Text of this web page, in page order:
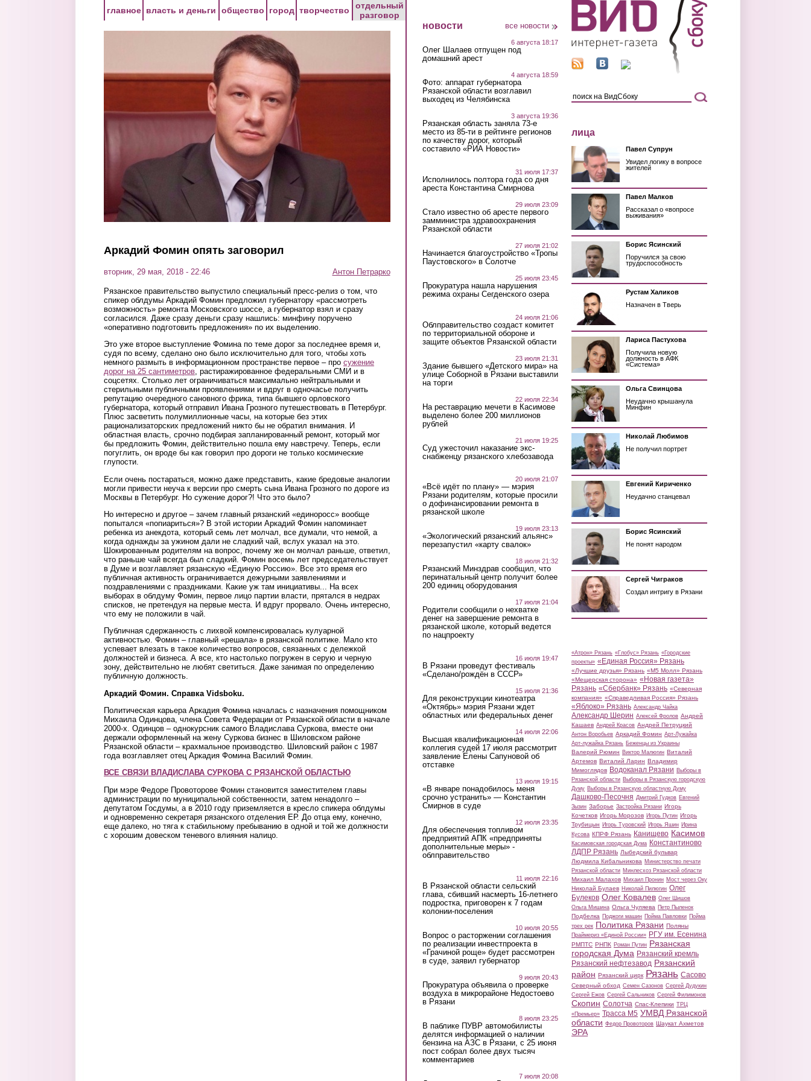
главное власть и деньги общество город творчество
отдельный
разговор
Аркадий Фомин опять заговорил
вторник, 29 мая, 2018 - 22:46 Антон Петрарко
Рязанское правительство выпустило специальный пресс-релиз о том, что
спикер облдумы Аркадий Фомин предложил губернатору «рассмотреть
возможность» ремонта Московского шоссе, а губернатор взял и сразу
согласился. Даже сразу деньги сразу нашлись: минфину поручено
«оперативно подготовить предложения» по их выделению.
Это уже второе выступление Фомина по теме дорог за последнее время и,
судя по всему, сделано оно было исключительно для того, чтобы хоть
немного размыть в информационном пространстве первое – про сужение
дорог на 25 сантиметров, растиражированное федеральными СМИ и в
соцсетях. Столько лет ограничиваться максимально нейтральными и
стерильными публичными проявлениями и вдруг в одночасье получить
репутацию очередного сановного фрика, типа бывшего орловского
губернатора, который отправил Ивана Грозного путешествовать в Петербург.
Плюс засветить полумиллионные часы, на которые без этих
рационализаторских предложений никто бы не обратил внимания. И
областная власть, срочно подбирая запланированный ремонт, который мог
бы предложить Фомин, действительно пошла ему навстречу. Теперь, если
погуглить, он вроде бы как говорил про дороги не только космические
глупости.
Если очень постараться, можно даже представить, какие бредовые аналогии
могли привести неуча к версии про смерть сына Ивана Грозного по дороге из
Москвы в Петербург. Но сужение дорог?! Что это было?
Но интересно и другое – зачем главный рязанский «единоросс» вообще
попытался «попиариться»? В этой истории Аркадий Фомин напоминает
ребенка из анекдота, который семь лет молчал, все думали, что немой, а
когда однажды за ужином дали не сладкий чай, вслух указал на это.
Шокированным родителям на вопрос, почему же он молчал раньше, ответил,
что раньше чай всегда был сладкий. Фомин восемь лет председательствует
в Думе и возглавляет рязанскую «Единую Россию». Все это время его
публичная активность ограничивается дежурными заявлениями и
поздравлениями с праздниками. Какие уж там инициативы... На всех
выборах в облдуму Фомин, первое лицо партии власти, прятался в недрах
списков, не претендуя на первые места. И вдруг прорвало. Очень интересно,
что ему не положили в чай.
Публичная сдержанность с лихвой компенсировалась кулуарной
активностью. Фомин – главный «решала» в рязанской политике. Мало кто
успевает влезать в такое количество вопросов, связанных с дележкой
должностей и бизнеса. А все, кто настолько погружен в серую и черную
зону, действительно не любят светиться. Даже занимая по определению
публичную должность.
Аркадий Фомин. Справка Vidsboku.
Политическая карьера Аркадия Фомина началась с назначения помощником
Михаила Одинцова, члена Совета Федерации от Рязанской области в начале
2000-х. Одинцов – однокурсник самого Владислава Суркова, вместе они
держали оформленный на жену Суркова бизнес в Шиловском районе
Рязанской области – крахмальное производство. Шиловский район с 1987
года возглавляет отец Аркадия Фомина Василий Фомин.
ВСЕ СВЯЗИ ВЛАДИСЛАВА СУРКОВА С РЯЗАНСКОЙ ОБЛАСТЬЮ
При мэре Федоре Провоторове Фомин становится заместителем главы
администрации по муниципальной собственности, затем ненадолго –
депутатом Госдумы, а в 2010 году приземляется в кресло спикера облдумы
и одновременно секретаря рязанского отделения ЕР. До отца ему, конечно,
еще далеко, но тяга к стабильному пребыванию в одной и той же должности
с хорошим довеском теневого влияния налицо.
новости все новости
6 августа 18:17
Олег Шалаев отпущен под
домашний арест
4 августа 18:59
Фото: аппарат губернатора
Рязанской области возглавил
выходец из Челябинска
3 августа 19:36
Рязанская область заняла 73-е
место из 85-ти в рейтинге регионов
по качеству дорог, который
составило «РИА Новости»
31 июля 17:37
Исполнилось полтора года со дня
ареста Константина Смирнова
29 июля 23:09
Стало известно об аресте первого
замминистра здравоохранения
Рязанской области
27 июля 21:02
Начинается благоустройство «Тропы
Паустовского» в Солотче
25 июля 23:45
Прокуратура нашла нарушения
режима охраны Сегденского озера
24 июля 21:06
Облправительство создаст комитет
по территориальной обороне и
защите объектов Рязанской области
23 июля 21:31
Здание бывшего «Детского мира» на
улице Соборной в Рязани выставили
на торги
22 июля 22:34
На реставрацию мечети в Касимове
выделено более 200 миллионов
рублей
21 июля 19:25
Суд ужесточил наказание экс-
снабженцу рязанского хлебозавода
20 июля 21:07
«Всё идёт по плану» — мэрия
Рязани родителям, которые просили
о дофинансировании ремонта в
рязанской школе
19 июля 23:13
«Экологический рязанский альянс»
перезапустил «карту свалок»
18 июля 21:32
Рязанский Минздрав сообщил, что
перинатальный центр получит более
200 единиц оборудования
17 июля 21:04
Родители сообщили о нехватке
денег на завершение ремонта в
рязанской школе, который ведется
по нацпроекту
16 июля 19:47
В Рязани проведут фестиваль
«Сделано/рождён в СССР»
15 июля 21:36
Для реконструкции кинотеатра
«Октябрь» мэрия Рязани ждет
областных или федеральных денег
14 июля 22:06
Высшая квалификационная
коллегия судей 17 июля рассмотрит
заявление Елены Сапуновой об
отставке
13 июля 19:15
«В январе понадобилось меня
срочно устранить» — Константин
Смирнов в суде
12 июля 23:35
Для обеспечения топливом
предприятий АПК «предприняты
дополнительные меры» -
облправительство
11 июля 22:16
В Рязанской области сельский
глава, сбивший насмерть 16-летнего
подростка, приговорен к 7 годам
колонии-поселения
10 июля 20:55
Вопрос о расторжении соглашения
по реализации инвестпроекта в
«Грачиной роще» будет рассмотрен
в суде, заявил губернатор
9 июля 20:43
Прокуратура объявила о проверке
воздуха в микрорайоне Недостоево
в Рязани
8 июля 23:25
В паблике ПУВР автомобилисты
делятся информацией о наличии
бензина на АЗС в Рязани, с 25 июня
пост собрал более двух тысяч
комментариев
7 июля 20:08
лица
Павел Супрун
Увидел логику в вопросе
жителей
Павел Малков
Рассказал о «вопросе
выживания»
Борис Ясинский
Поручился за свою
трудоспособность
Рустам Халиков
Назначен в Тверь
Лариса Пастухова
Получила новую
должность в АФК
«Система»
Ольга Свинцова
Неудачно крышанула
Минфин
Николай Любимов
Не получил портрет
Евгений Кириченко
Неудачно станцевал
Борис Ясинский
Не понят народом
Сергей Чиграков
Создал интригу в Рязани
«Атрон» Рязань «Глобус» Рязань «Городские
проекты» «Единая Россия» Рязань
«Лучшие друзья» Рязань «М5 Молл» Рязань
«Мещерская сторона» «Новая газета»
Рязань «Сбербанк» Рязань «Северная
компания» «Справедливая Россия» Рязань
«Яблоко» Рязань Александр Чайка
Александр Шерин Алексей Фролов Андрей
Кашаев Андрей Красов Андрей Петруцкий
Антон Воробьев Аркадий Фомин Арт-Лужайка
Арт-лужайка Рязань Беженцы из Украины
Валерий Рюмин Виктор Малюгин Виталий
Артемов Виталий Ларин Владимир
Мимоглядов Водоканал Рязани Выборы в
Рязанской области Выборы в Рязанскую городскую
Думу Выборы в Рязанскую областную Думу
Дашково-Песочня Дмитрий Гудков Евгений
Зызин Заборье Застройка Рязани Игорь
Кочетков Игорь Морозов Игорь Путин Игорь
Трубицын Игорь Туровский Игорь Яшин Ирина
Кусова КПРФ Рязань Канищево Касимов
Касимовская городская Дума Константиново
ЛДПР Рязань Лыбедский бульвар
Людмила Кибальникова Министерство печати
Рязанской области Минлесхоз Рязанской области
Михаил Малахов Михаил Пронин Мост через Оку
Николай Булаев Николай Пилюгин Олег
Булеков Олег Ковалев Олег Шишов
Ольга Мишина Ольга Чуляева Петр Пыленок
Подбелка Поджоги машин Пойма Павловки Пойма
трех рек Политика Рязани Поляны
Праймериз «Единой России» РГУ им. Есенина
РМПТС РНПК Роман Путин Рязанская
городская Дума Рязанский кремль
Рязанский нефтезавод Рязанский
район Рязанский цирк Рязань Сасово
Северный обход Семен Сазонов Сергей Дудукин
Сергей Ежов Сергей Сальников Сергей Филимонов
Скопин Солотча Спас-Клепики ТРЦ
«Премьер» Трасса М5 УМВД Рязанской
области Федор Провоторов Шаукат Ахметов
ЭРА